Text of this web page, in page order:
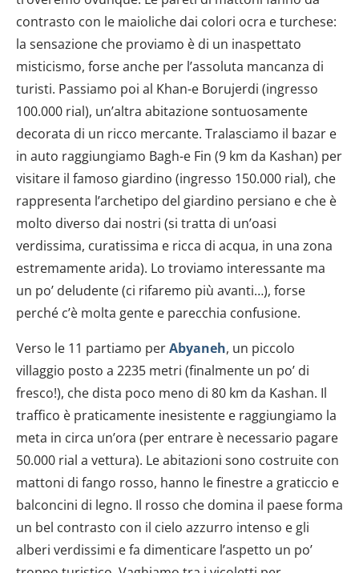
contrasto con le maioliche dai colori ocra e turchese:
la sensazione che proviamo è di un inaspettato
misticismo, forse anche per l’assoluta mancanza di
turisti. Passiamo poi al Khan-e Borujerdi (ingresso
100.000 rial), un’altra abitazione sontuosamente
decorata di un ricco mercante. Tralasciamo il bazar e
in auto raggiungiamo Bagh-e Fin (9 km da Kashan) per
visitare il famoso giardino (ingresso 150.000 rial), che
rappresenta l’archetipo del giardino persiano e che è
molto diverso dai nostri (si tratta di un’oasi
verdissima, curatissima e ricca di acqua, in una zona
estremamente arida). Lo troviamo interessante ma
un po’ deludente (ci rifaremo più avanti…), forse
perché c’è molta gente e parecchia confusione.
Verso le 11 partiamo perAbyaneh, un piccolo
villaggio posto a 2235 metri (finalmente un po’ di
fresco!), che dista poco meno di 80 km da Kashan. Il
traffico è praticamente inesistente e raggiungiamo la
meta in circa un’ora (per entrare è necessario pagare
50.000 rial a vettura). Le abitazioni sono costruite con
mattoni di fango rosso, hanno le finestre a graticcio e
balconcini di legno. Il rosso che domina il paese forma
un bel contrasto con il cielo azzurro intenso e gli
alberi verdissimi e fa dimenticare l’aspetto un po’